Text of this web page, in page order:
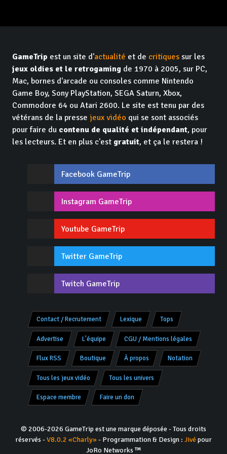
GameTrip est un site d'actualité et de critiques sur les
jeux oldies et le retrogaming de 1970 à 2005, sur PC,
Mac, bornes d'arcade ou consoles comme Nintendo
Game Boy, Sony PlayStation, SEGA Saturn, Xbox,
Commodore 64 ou Atari 2600. Le site est tenu par des
vétérans de la presse jeux vidéo qui se sont associés
pour faire du contenu de qualité et indépendant, pour
les lecteurs. Et en plus c'est gratuit, et ça le restera !
Facebook GameTrip
Instagram GameTrip
Youtube GameTrip
Twitter GameTrip
Twitch GameTrip
Contact / Recrutement Lexique Tops
Advertise L'équipe CGU / Mentions légales
Flux RSS Boutique À propos Notation
Tous les jeux vidéo Tous les univers
Espace membre Faire un don
© 2006-2026 GameTrip est une marque déposée - Tous droits
réservés -V8.0.2 «Charly»- Programmation & Design : Jivépour
JoRo Networks ™